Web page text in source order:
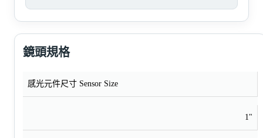
鏡頭規格
感光元件尺寸 Sensor Size
1"